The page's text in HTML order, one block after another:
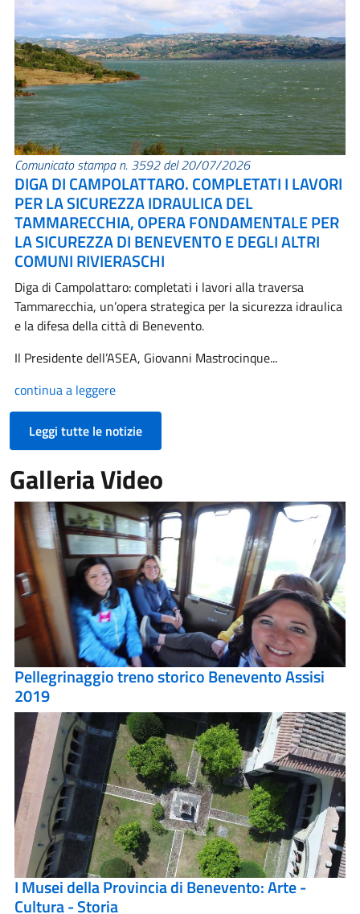
Comunicato stampa n. 3592 del 20/07/2026
DIGA DI CAMPOLATTARO. COMPLETATI I LAVORI
PER LA SICUREZZA IDRAULICA DEL
TAMMARECCHIA, OPERA FONDAMENTALE PER
LA SICUREZZA DI BENEVENTO E DEGLI ALTRI
COMUNI RIVIERASCHI
Diga di Campolattaro: completati i lavori alla traversa
Tammarecchia, un’opera strategica per la sicurezza idraulica
e la difesa della città di Benevento.
Il Presidente dell’ASEA, Giovanni Mastrocinque...
continua a leggere
Leggi tutte le notizie
Galleria Video
Pellegrinaggio treno storico Benevento Assisi
2019
I Musei della Provincia di Benevento: Arte -
Cultura - Storia